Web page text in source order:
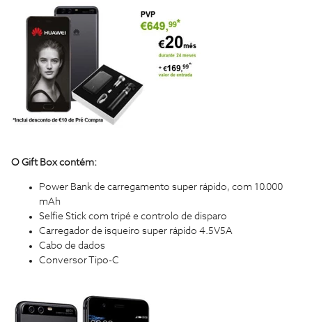
O Gift Box contém:
Power Bank de carregamento super rápido, com 10.000
mAh
Selfie Stick com tripé e controlo de disparo
Carregador de isqueiro super rápido 4.5V5A
Cabo de dados
Conversor Tipo-C